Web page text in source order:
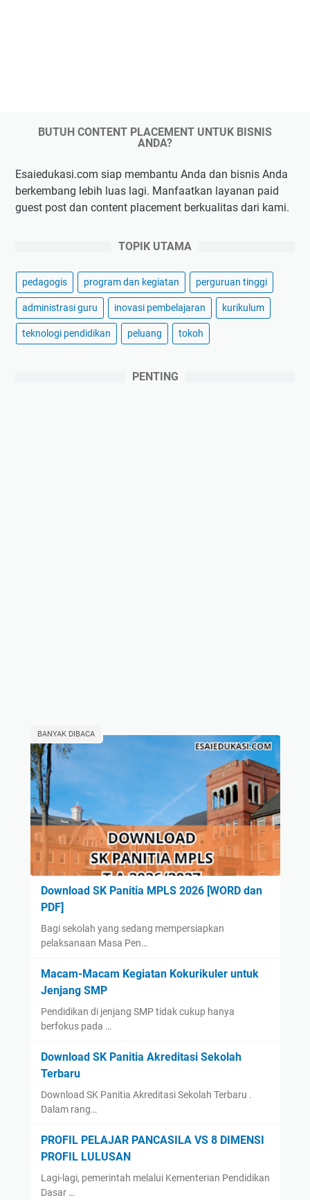
BUTUH CONTENT PLACEMENT UNTUK BISNIS
ANDA?
Esaiedukasi.com siap membantu Anda dan bisnis Anda
berkembang lebih luas lagi. Manfaatkan layanan paid
guest post dan content placement berkualitas dari kami.
TOPIK UTAMA
pedagogis program dan kegiatan perguruan tinggi
administrasi guru inovasi pembelajaran kurikulum
teknologi pendidikan peluang tokoh
PENTING
BANYAK DIBACA
Download SK Panitia MPLS 2026 [WORD dan
PDF]
Bagi sekolah yang sedang mempersiapkan
pelaksanaan Masa Pen…
Macam-Macam Kegiatan Kokurikuler untuk
Jenjang SMP
Pendidikan di jenjang SMP tidak cukup hanya
berfokus pada …
Download SK Panitia Akreditasi Sekolah
Terbaru
Download SK Panitia Akreditasi Sekolah Terbaru .
Dalam rang…
PROFIL PELAJAR PANCASILA VS 8 DIMENSI
PROFIL LULUSAN
Lagi-lagi, pemerintah melalui Kementerian Pendidikan
Dasar …